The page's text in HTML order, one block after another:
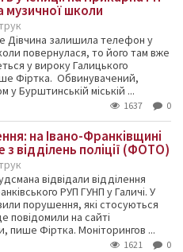
музичної школи
Дівчина залишила телефон у
повернулася, то його там вже
у вироку Галицького
Фіртка. Обвинувачений,
Бурштинській міській ...
1637 0
на Івано-Франківщині
з відділень поліції (ФОТО)
відвідали відділення
РУП ГУНП у Галичі. У
порушення, які стосуються
повідомили на сайті
пише Фіртка. Моніторингов ...
1621 0